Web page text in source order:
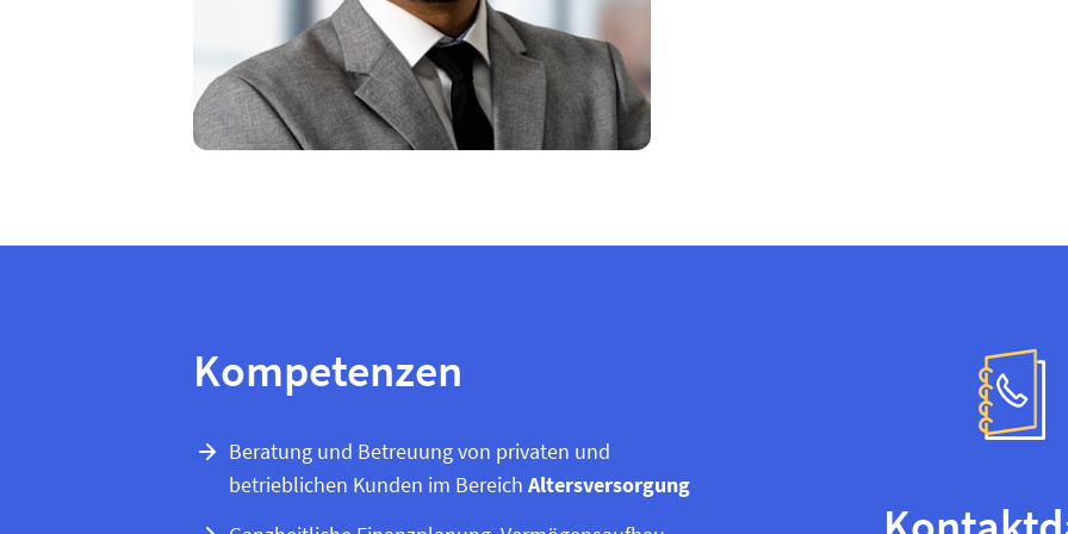
Kompetenzen
Beratung und Betreuung von privaten und
betrieblichen Kunden im Bereich Altersversorgung